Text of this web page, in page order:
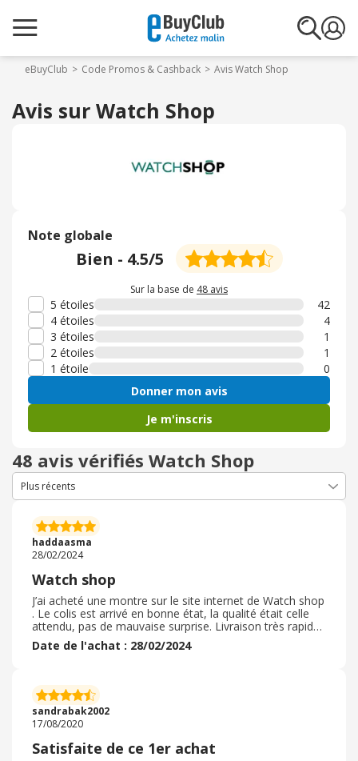
eBuyClub Code Promos & Cashback Avis Watch Shop
Avis sur Watch Shop
Note globale
Bien - 4.5/5
Sur la base de 48 avis
5 étoiles
42
4 étoiles
4
3 étoiles
1
2 étoiles
1
1 étoile
0
Donner mon avis
Je m'inscris
48 avis vérifiés Watch Shop
haddaasma
28/02/2024
Watch shop
J’ai acheté une montre sur le site internet de Watch shop
. Le colis est arrivé en bonne état, la qualité était celle
attendu, pas de mauvaise surprise. Livraison très rapide.
Le site internet et facile d’utilisation et assez intuitive, la
commande a été réaliser sera facilement sans problème
se référer aux avis qui sont assez bien et juste les
concernants. J’ai commander 2 fois sur ce site et je n’ai
jamais eu de problème.
Date de l'achat : 28/02/2024
sandrabak2002
17/08/2020
Satisfaite de ce 1er achat